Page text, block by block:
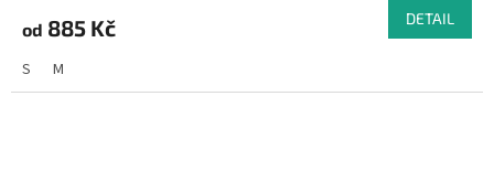
od 885 Kč DETAIL
S M